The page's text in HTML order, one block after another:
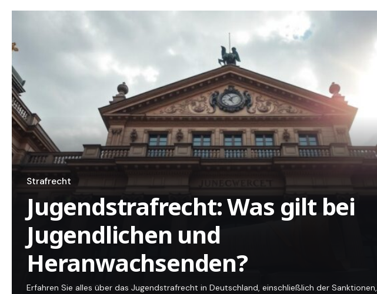
Strafrecht
Jugendstrafrecht: Was gilt bei
Jugendlichen und
Heranwachsenden?
Erfahren Sie alles über das Jugendstrafrecht in Deutschland, einschließlich der Sanktionen,